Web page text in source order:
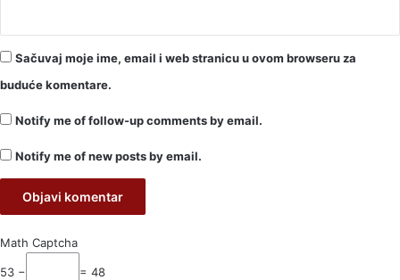
Sačuvaj moje ime, email i web stranicu u ovom browseru za
buduće komentare.
Notify me of follow-up comments by email.
Notify me of new posts by email.
Math Captcha
53 − = 48